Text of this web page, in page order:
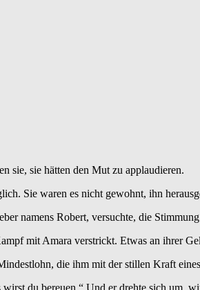
sie, sie hätten den Mut zu applaudieren.
Sie waren es nicht gewohnt, ihn
namens Robert, versuchte, die
mit Amara verstrickt. Etwas an ihrer
die ihm mit der stillen Kraft